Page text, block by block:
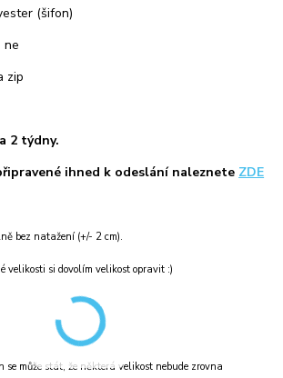
(šifon)
ne
zip
2 týdny.
ihned k odeslání naleznete ZDE
bez natažení (+/- 2 cm).
velikosti si dovolím velikost opravit :)
se může stát, že některá velikost nebude zrovna